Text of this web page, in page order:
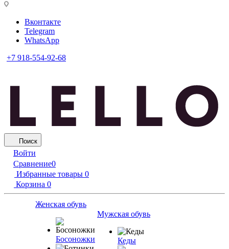
Вконтакте
Telegram
WhatsApp
+7 918-554-92-68
Поиск
Войти
Сравнение0
Избранные товары 0
Корзина 0
Женская обувь
Босоножки
Мужская обувь
Кеды